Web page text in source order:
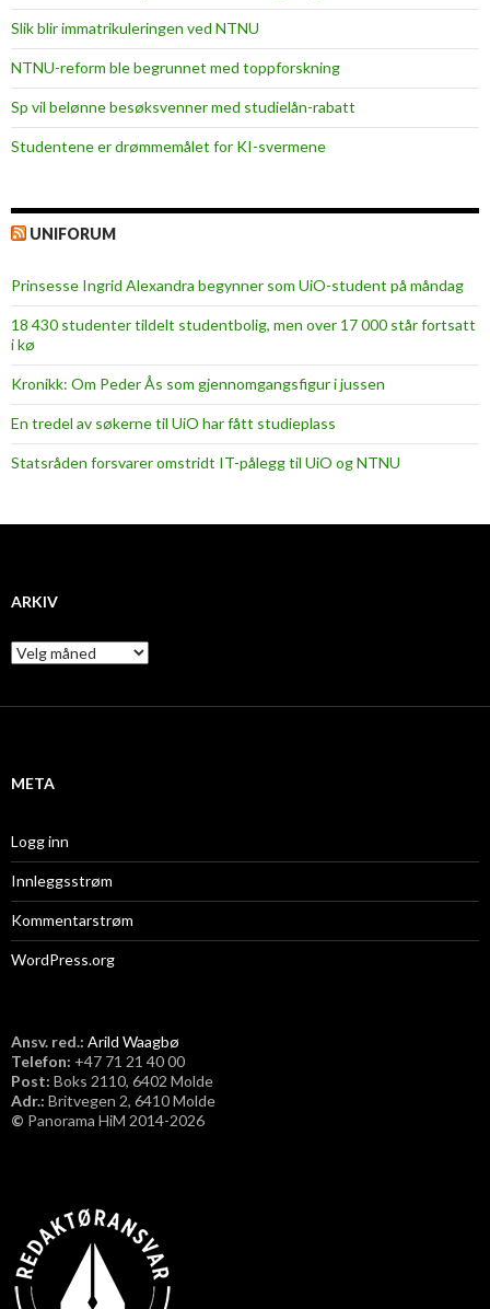
Slik blir immatrikuleringen ved NTNU
NTNU-reform ble begrunnet med toppforskning
Sp vil belønne besøksvenner med studielån-rabatt
Studentene er drømmemålet for KI-svermene
UNIFORUM
Prinsesse Ingrid Alexandra begynner som UiO-student på måndag
18 430 studenter tildelt studentbolig, men over 17 000 står fortsatt
i kø
Kronikk: Om Peder Ås som gjennomgangsfigur i jussen
En tredel av søkerne til UiO har fått studieplass
Statsråden forsvarer omstridt IT-pålegg til UiO og NTNU
ARKIV
A
r
i
META
Logg inn
Innleggsstrøm
Kommentarstrøm
WordPress.org
Ansv. red.: Arild Waagbø
Telefon: ​+47 71 21 40 00
Post: Boks 2110, 6402 Molde
Adr.: Britvegen 2, 6410 Molde
© Panorama HiM 2014-2026